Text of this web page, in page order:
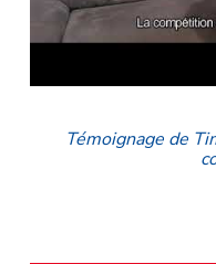
Témoignage de